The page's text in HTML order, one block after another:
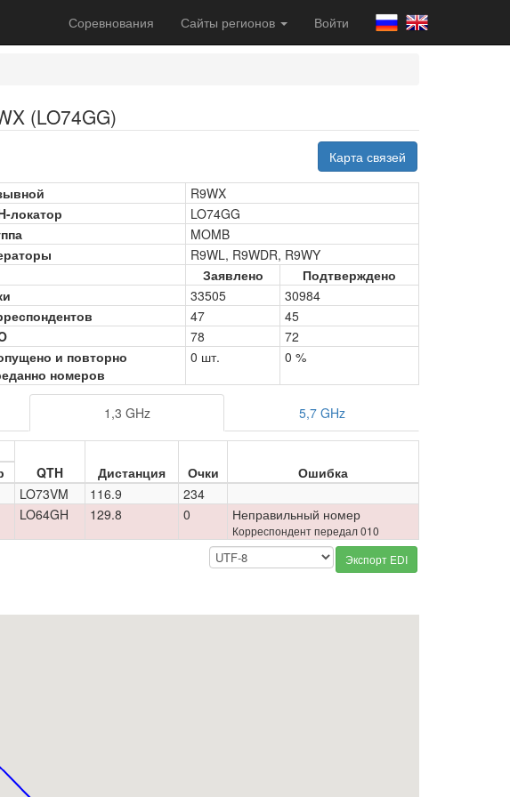
Соревнования Сайты регионов Войти
(LO74GG)
Карта связей
R9WX
локатор
LO74GG
MOMB
R9WL, R9WDR, R9WY
Заявлено
Подтверждено
33505
30984
47
45
78
72
и повторно
номеров
0 шт. 0 %
1,3 GHz 5,7 GHz
QTH
Дистанция Очки Ошибка
LO73VM 116.9
234
LO64GH 129.8 0 Неправильный номер
Корреспондент передал 010
Экспорт EDI